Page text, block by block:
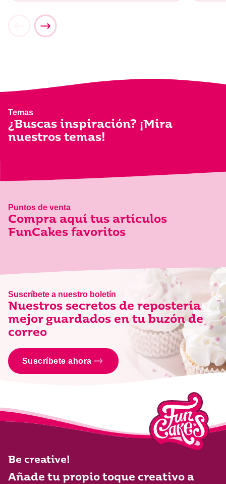
Temas
¿Buscas inspiración? ¡Mira
nuestros temas!
Puntos de venta
Compra aquí tus artículos
FunCakes favoritos
Suscríbete a nuestro boletín
Nuestros secretos de repostería
mejor guardados en tu buzón de
correo
Suscríbete ahora
Be creative!
Añade tu propio toque creativo a